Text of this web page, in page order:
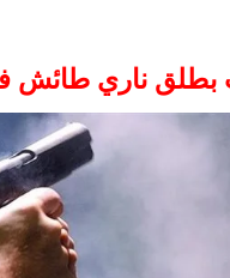
ناري طائش